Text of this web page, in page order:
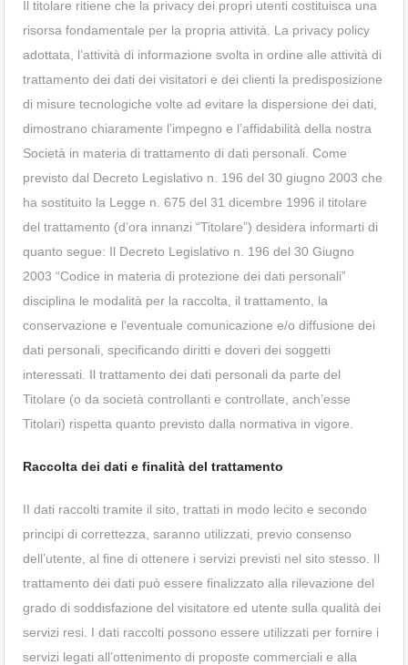
Il titolare ritiene che la privacy dei propri utenti costituisca una
risorsa fondamentale per la propria attività. La privacy policy
adottata, l’attività di informazione svolta in ordine alle attività di
trattamento dei dati dei visitatori e dei clienti la predisposizione
di misure tecnologiche volte ad evitare la dispersione dei dati,
dimostrano chiaramente l’impegno e l’affidabilità della nostra
Società in materia di trattamento di dati personali. Come
previsto dal Decreto Legislativo n. 196 del 30 giugno 2003 che
ha sostituito la Legge n. 675 del 31 dicembre 1996 il titolare
del trattamento (d’ora innanzi “Titolare”) desidera informarti di
quanto segue: Il Decreto Legislativo n. 196 del 30 Giugno
2003 “Codice in materia di protezione dei dati personali”
disciplina le modalità per la raccolta, il trattamento, la
conservazione e l’eventuale comunicazione e/o diffusione dei
dati personali, specificando diritti e doveri dei soggetti
interessati. Il trattamento dei dati personali da parte del
Titolare (o da società controllanti e controllate, anch’esse
Titolari) rispetta quanto previsto dalla normativa in vigore.
Raccolta dei dati e finalità del trattamento
II dati raccolti tramite il sito, trattati in modo lecito e secondo
principi di correttezza, saranno utilizzati, previo consenso
dell’utente, al fine di ottenere i servizi previsti nel sito stesso. Il
trattamento dei dati può essere finalizzato alla rilevazione del
grado di soddisfazione del visitatore ed utente sulla qualità dei
servizi resi. I dati raccolti possono essere utilizzati per fornire i
servizi legati all’ottenimento di proposte commerciali e alla